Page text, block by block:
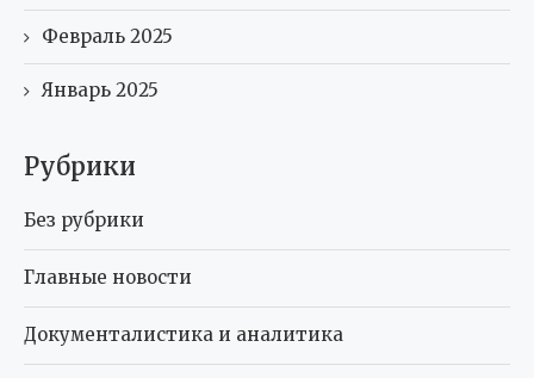
Февраль 2025
Январь 2025
Рубрики
Без рубрики
Главные новости
Документалистика и аналитика